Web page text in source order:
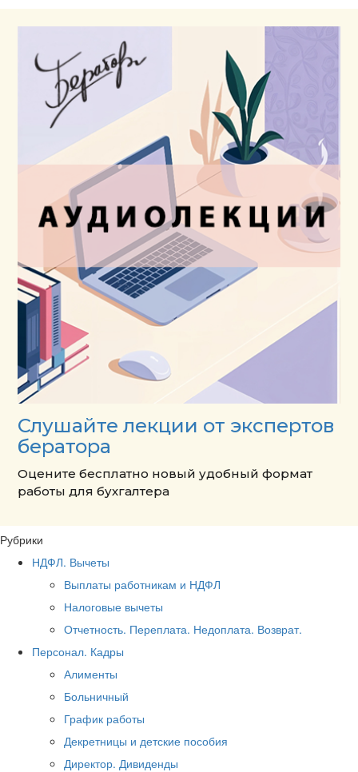
Слушайте лекции от экспертов
бератора
Оцените бесплатно новый удобный формат
работы для бухгалтера
Рубрики
НДФЛ. Вычеты
Выплаты работникам и НДФЛ
Налоговые вычеты
Отчетность. Переплата. Недоплата. Возврат.
Персонал. Кадры
Алименты
Больничный
График работы
Декретницы и детские пособия
Директор. Дивиденды